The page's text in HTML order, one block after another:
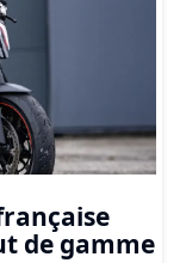
de gamme